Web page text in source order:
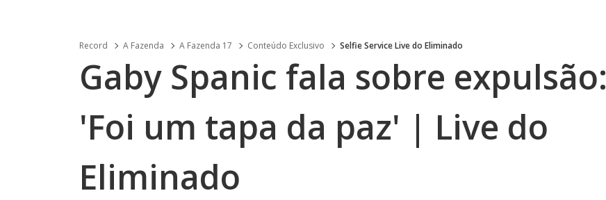
Record A Fazenda A Fazenda 17 Conteúdo Exclusivo Selfie Service Live do Eliminado
Gaby Spanic fala sobre expulsão:
'Foi um tapa da paz' | Live do
Eliminado